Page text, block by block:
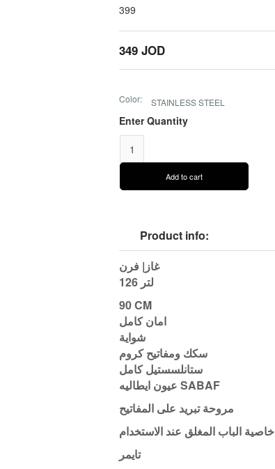
399
349 JOD
Color: STAINLESS STEEL
Enter Quantity
Product info:
غاز| فرن
90 CM
امان كامل
سكك ومفاتيح كروم
عيون ايطاليه SABAF
مروحة تبريد على المفاتيح
خاصية الباب المغلق عند الاستخدام
تايمر